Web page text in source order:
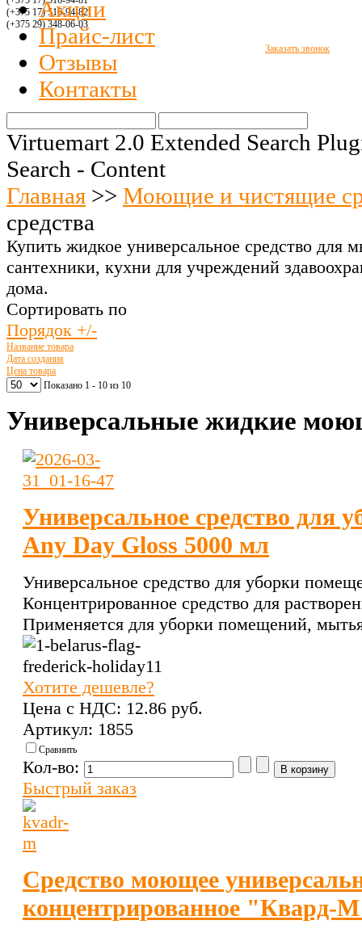
(+375 17) 516-94-82
(+375 29) 348-06-03
Заказать звонок
Акции
Прайс-лист
Отзывы
Контакты
Virtuemart 2.0 Extended Search
Search - Content
Главная >> Моющие и чистящие
средства
Купить жидкое универсальное средство для
сантехники, кухни для учреждений
дома.
Сортировать по
Порядок +/-
Название товара
Дата создания
Цена товара
Показано 1 - 10 из 10
Универсальные жидкие
Универсальное средство для
Any Day Gloss 5000 мл
Универсальное средство для уборки
Концентрированное средство для
Применяется для уборки помещений,
Хотите дешевле?
Цена с НДС: 12.86 pуб.
Артикул: 1855
Сравнить
Кол-во:
Быстрый заказ
Средство моющее
концентрированное "Квард-